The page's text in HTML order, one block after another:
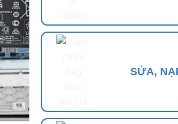
SỬA,